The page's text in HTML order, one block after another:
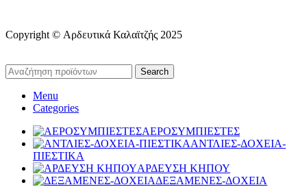
Copyright © Αρδευτικά Καλαϊτζής 2025
Search
Menu
Categories
ΑΕΡΟΣΥΜΠΙΕΣΤΕΣ
ΑΝΤΛΙΕΣ-ΔΟΧΕΙΑ-
ΠΙΕΣΤΙΚΑ
ΑΡΔΕΥΣΗ ΚΗΠΟΥ
ΔΕΞΑΜΕΝΕΣ-ΔΟΧΕΙΑ